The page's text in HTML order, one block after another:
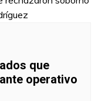
que
operativo